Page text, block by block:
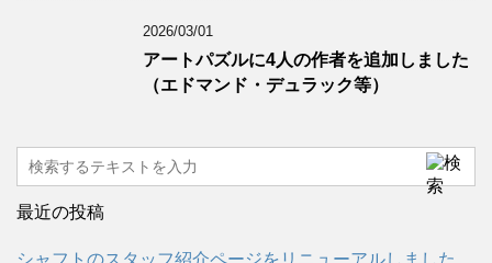
2026/03/01
アートパズルに4人の作者を追加しました
（エドマンド・デュラック等）
最近の投稿
シャフトのスタッフ紹介ページをリニューアルしました